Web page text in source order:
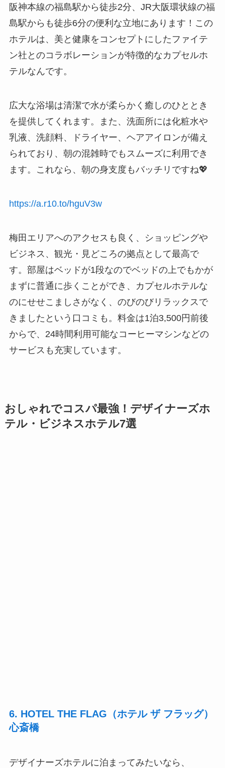
阪神本線の福島駅から徒歩2分、JR大阪環状線の福
島駅からも徒歩6分の便利な立地にあります！この
ホテルは、美と健康をコンセプトにしたファイテ
ン社とのコラボレーションが特徴的なカプセルホ
テルなんです。
広大な浴場は清潔で水が柔らかく癒しのひととき
を提供してくれます。また、洗面所には化粧水や
乳液、洗顔料、ドライヤー、ヘアアイロンが備え
られており、朝の混雑時でもスムーズに利用でき
ます。これなら、朝の身支度もバッチリですね💖
https://a.r10.to/hguV3w
梅田エリアへのアクセスも良く、ショッピングや
ビジネス、観光・見どころの拠点として最高で
す。部屋はベッドが1段なのでベッドの上でもかが
まずに普通に歩くことができ、カプセルホテルな
のにせせこましさがなく、のびのびリラックスで
きましたという口コミも。料金は1泊3,500円前後
からで、24時間利用可能なコーヒーマシンなどの
サービスも充実しています。
おしゃれでコスパ最強！デザイナーズホ
テル・ビジネスホテル7選
6. HOTEL THE FLAG（ホテル ザ フラッグ）
心斎橋
デザイナーズホテルに泊まってみたいなら、